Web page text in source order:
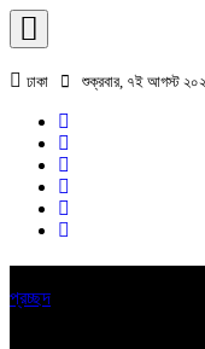
ঢাকা শুক্রবার, ৭ই আগস্ট ২০২৬
প্রচ্ছদ